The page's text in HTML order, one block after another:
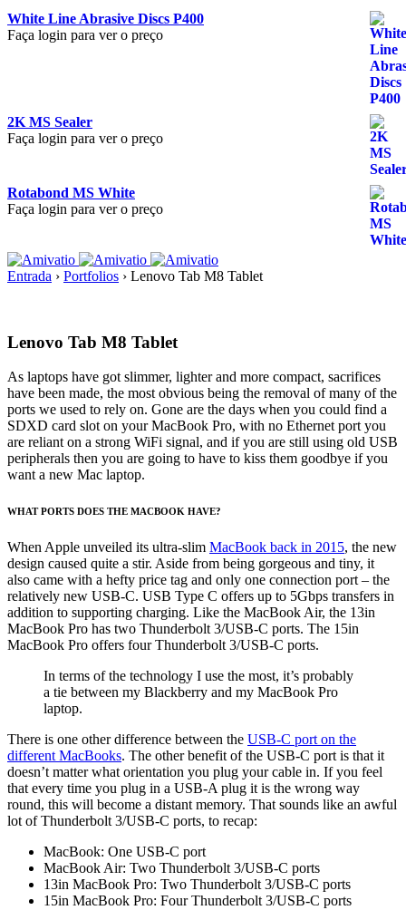
White Line Abrasive Discs P400
Faça login para ver o preço
2K MS Sealer
Faça login para ver o preço
Rotabond MS White
Faça login para ver o preço
Entrada › Portfolios › Lenovo Tab M8 Tablet
Lenovo Tab M8 Tablet
As laptops have got slimmer, lighter and more compact, sacrifices
have been made, the most obvious being the removal of many of the
ports we used to rely on. Gone are the days when you could find a
SDXD card slot on your MacBook Pro, with no Ethernet port you
are reliant on a strong WiFi signal, and if you are still using old USB
peripherals then you are going to have to kiss them goodbye if you
want a new Mac laptop.
WHAT PORTS DOES THE MACBOOK HAVE?
When Apple unveiled its ultra-slim MacBook back in 2015, the new
design caused quite a stir. Aside from being gorgeous and tiny, it
also came with a hefty price tag and only one connection port – the
relatively new USB-C. USB Type C offers up to 5Gbps transfers in
addition to supporting charging. Like the MacBook Air, the 13in
MacBook Pro has two Thunderbolt 3/USB-C ports. The 15in
MacBook Pro offers four Thunderbolt 3/USB-C ports.
In terms of the technology I use the most, it’s probably
a tie between my Blackberry and my MacBook Pro
laptop.
There is one other difference between the USB-C port on the
different MacBooks. The other benefit of the USB-C port is that it
doesn’t matter what orientation you plug your cable in. If you feel
that every time you plug in a USB-A plug it is the wrong way
round, this will become a distant memory. That sounds like an awful
lot of Thunderbolt 3/USB-C ports, to recap:
MacBook: One USB-C port
MacBook Air: Two Thunderbolt 3/USB-C ports
13in MacBook Pro: Two Thunderbolt 3/USB-C ports
15in MacBook Pro: Four Thunderbolt 3/USB-C ports